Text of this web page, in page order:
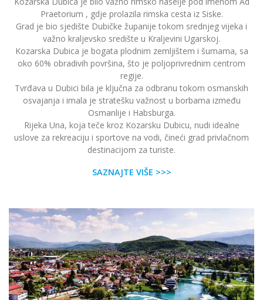
Praetorium , gdje prolazila rimska cesta iz Siske.
Grad je bio sjedište Dubičke županije tokom srednjeg vijeka i
važno kraljevsko središte u Kraljevini Ugarskoj.
Kozarska Dubica je bogata plodnim zemljištem i šumama, sa
oko 60% obradivih površina, što je poljoprivrednim centrom
regije.
Tvrđava u Dubici bila je ključna za odbranu tokom osmanskih
osvajanja i imala je stratešku važnost u borbama između
Osmanlije i Habsburga.
Rijeka Una, koja teče kroz Kozarsku Dubicu, nudi idealne
uslove za rekreaciju i sportove na vodi, čineći grad privlačnom
destinacijom za turiste.
SAZNAJTE VIŠE >>>